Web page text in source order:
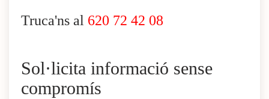
Truca'ns al 620 72 42 08
Sol·licita informació sense
compromís